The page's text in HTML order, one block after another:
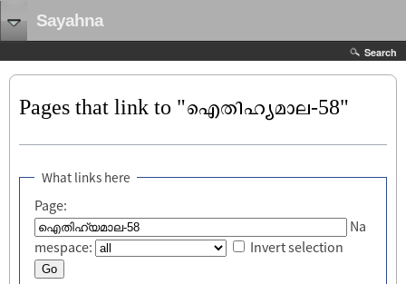
Sayahna
Search
Pages that link to "ഐതിഹ്യമാല-58"
What links here
Page:
Na
mespace:
Invert selection